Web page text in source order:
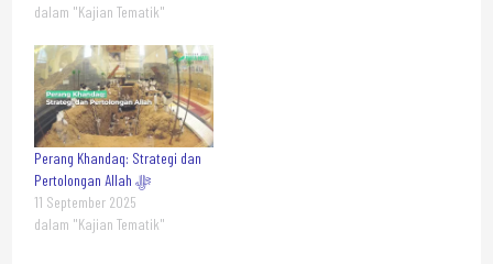
dalam "Kajian Tematik"
Perang Khandaq: Strategi dan
Pertolongan Allah ﷻ
11 September 2025
dalam "Kajian Tematik"